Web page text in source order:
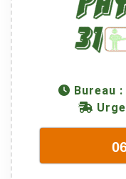
Bureau :